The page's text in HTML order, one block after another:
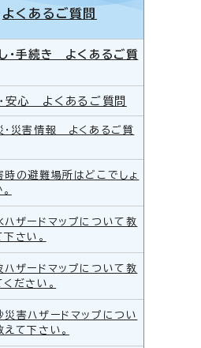
よくあるご質問
・手続き よくあるご質
安心 よくあるご質問
・災害情報 よくあるご質
時の避難場所はどこでしょ
ハザードマップについて教
下さい。
ハザードマップについて教
ください。
災害ハザードマップについ
えて下さい。